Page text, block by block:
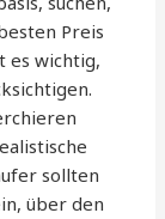
Preis
es wichtig,
sollten
über den